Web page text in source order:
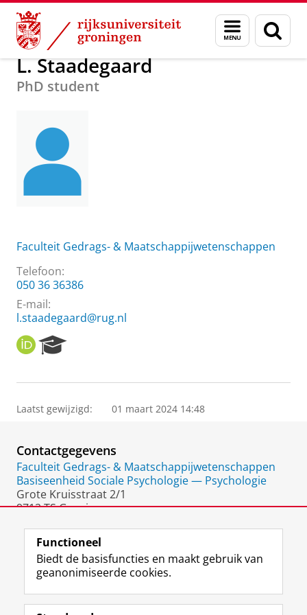
Skip
Content
Skip
Navigation
Menu
en
zoeken
Over ons L. Staadegaard
L. Staadegaard
PhD student
Faculteit Gedrags- & Maatschappijwetenschappen
Telefoon:
050 36 36386
E-mail:
l.staadegaard@rug.nl
O
R
I
e
r
P
o
r
t
a
Laatst gewijzigd: 01 maart 2024 14:48
Contactgegevens
Faculteit Gedrags- & Maatschappijwetenschappen
Basiseenheid Sociale Psychologie — Psychologie
Grote Kruisstraat 2/1
9712 TS Groningen
Volg de RUG
F
a
L
i
R
S
I
n
Y
o
Functioneel
Biedt de basisfuncties en maakt gebruik van
geanonimiseerde cookies.